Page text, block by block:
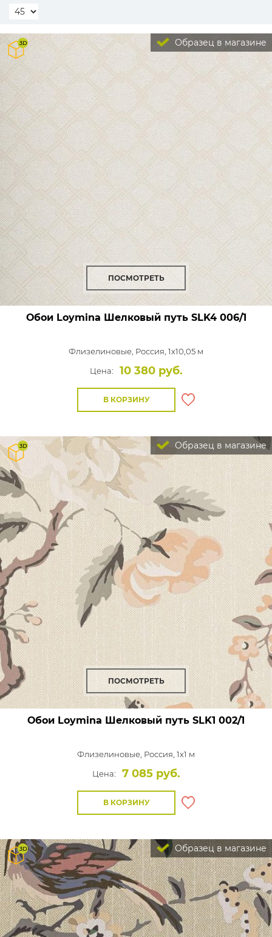
Образец в магазине
ПОСМОТРЕТЬ
Обои Loymina Шелковый путьSLK4 006/1
Флизелиновые, Россия, 1x10,05 м
Цена:
10 380 руб.
В КОРЗИНУ
Образец в магазине
ПОСМОТРЕТЬ
Обои Loymina Шелковый путь SLK1 002/1
Флизелиновые, Россия, 1x1 м
Цена:
7 085 руб.
В КОРЗИНУ
Образец в магазине